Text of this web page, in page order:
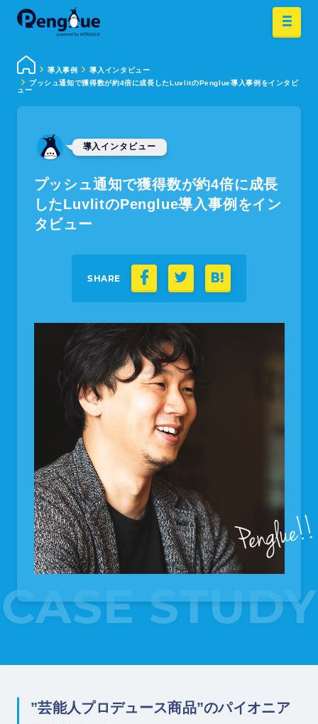
導入事例
導入インタビュー
プッシュ通知で獲得数が約4倍に成長したLuvlitのPenglue導入事例をインタビ
ュー
導入インタビュー
プッシュ通知で獲得数が約4倍に成長
したLuvlitのPenglue導入事例をイン
タビュー
SHARE
CASE STUDY
”芸能人プロデュース商品”のパイオニア